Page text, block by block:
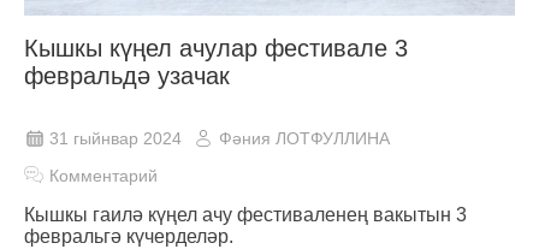
Кышкы күңел ачулар фестивале 3
февральдә узачак
31 гыйнвар 2024
Фәния ЛОТФУЛЛИНА
Комментарий
Кышкы гаилә күңел ачу фестиваленең вакытын 3
февральгә күчерделәр.